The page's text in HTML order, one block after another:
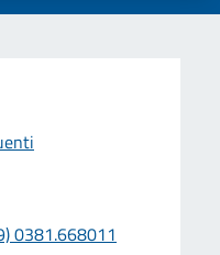
0381.668011